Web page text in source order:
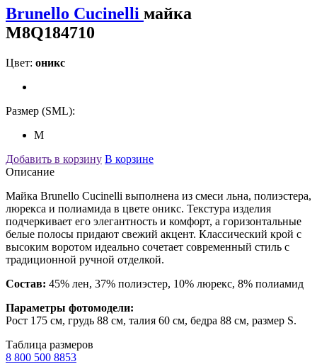
Brunello Cucinelli майка
M8Q184710
Цвет: оникс
Размер (SML):
M
Добавить в корзину В корзине
Описание
Майка Brunello Cucinelli выполнена из смеси льна, полиэстера,
люрекса и полиамида в цвете оникс. Текстура изделия
подчеркивает его элегантность и комфорт, а горизонтальные
белые полосы придают свежий акцент. Классический крой с
высоким воротом идеально сочетает современный стиль с
традиционной ручной отделкой.
Состав: 45% лен, 37% полиэстер, 10% люрекс, 8% полиамид
Параметры фотомодели:
Рост 175 см, грудь 88 см, талия 60 см, бедра 88 см, размер S.
Таблица размеров
8 800 500 8853